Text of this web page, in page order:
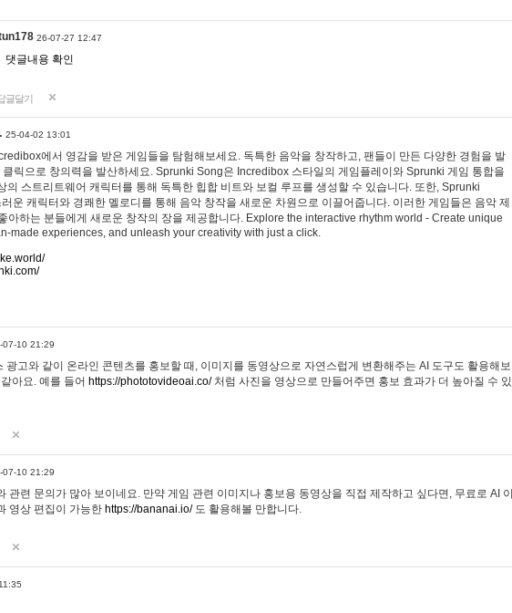
26-07-27 12:47
댓글내용 확인
글달기
25-04-02 13:01
에서 영감을 받은 게임들을 탐험해보세요. 독특한 음악을 창작하고, 팬들이 만든 다양한 경험을 발
클릭으로 창의력을 발산하세요. Sprunki Song은 Incredibox 스타일의 게임플레이와 Sprunki 게임 통합을
의 스트리트웨어 캐릭터를 통해 독특한 힙합 비트와 보컬 루프를 생성할 수 있습니다. 또한, Sprunki
운 캐릭터와 경쾌한 멜로디를 통해 음악 창작을 새로운 차원으로 이끌어줍니다. 이러한 게임들은 음악 제
아하는 분들에게 새로운 창작의 장을 제공합니다. Explore the interactive rhythm world - Create unique
made experiences, and unleash your creativity with just a click.
07-10 21:29
광고와 같이 온라인 콘텐츠를 홍보할 때, 이미지를 동영상으로 자연스럽게 변환해주는 AI 도구도 활용해보
아요. 예를 들어 https://phototovideoai.co/처럼 사진을 영상으로 만들어주면 홍보 효과가 더 높아질 수 있
07-10 21:29
관련 문의가 많아 보이네요. 만약 게임 관련 이미지나 홍보용 동영상을 직접 제작하고 싶다면, 무료로 AI 이
영상 편집이 가능한 https://bananai.io/도 활용해볼 만합니다.